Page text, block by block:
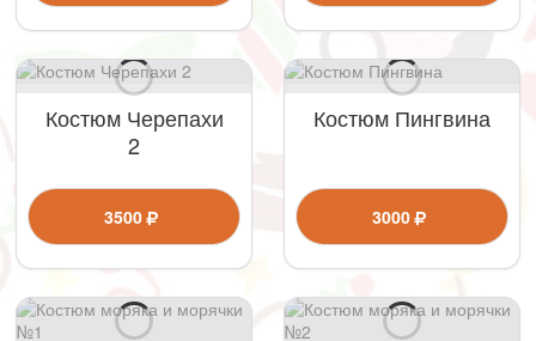
Костюм Черепахи
2
3500
Костюм Пингвина
3000